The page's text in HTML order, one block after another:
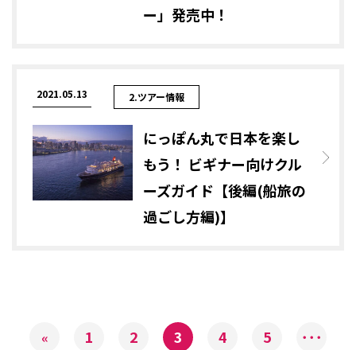
ー」発売中！
2021.05.13 2.ツアー情報
にっぽん丸で日本を楽し
もう！ ビギナー向けクル
ーズガイド【後編(船旅の
過ごし方編)】
« 1 2 3 4 5
･･･